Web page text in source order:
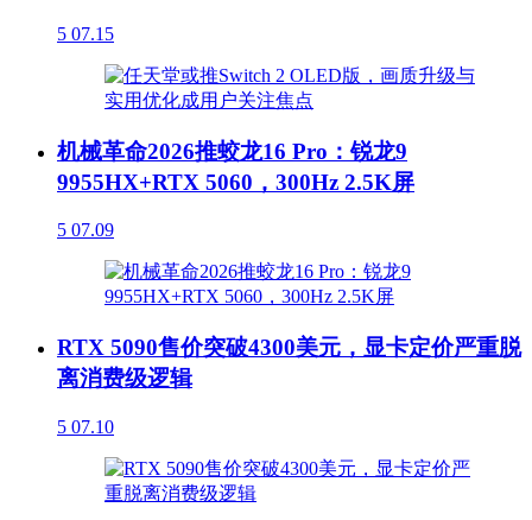
5 07.15
机械革命2026推蛟龙16 Pro：锐龙9
9955HX+RTX 5060，300Hz 2.5K屏
5 07.09
RTX 5090售价突破4300美元，显卡定价严重脱
离消费级逻辑
5 07.10